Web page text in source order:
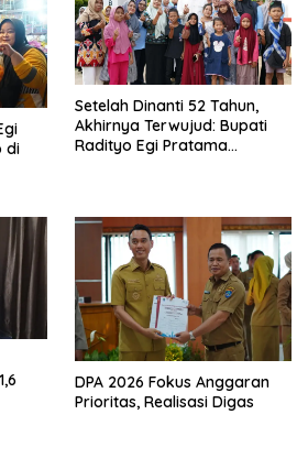
di
Setelah Dinanti 52 Tahun,
Akhirnya Terwujud: Bupati
Radityo Egi Pratama
DPA 2026 Fokus Anggaran
Prioritas, Realisasi Digas